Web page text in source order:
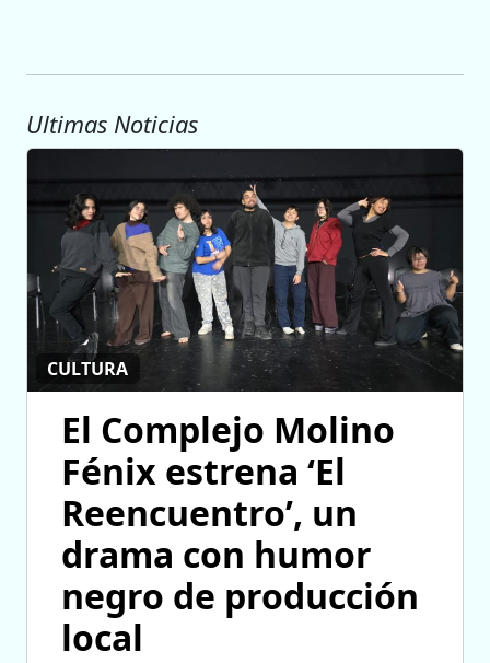
Ultimas Noticias
CULTURA
El Complejo Molino
Fénix estrena ‘El
Reencuentro’, un
drama con humor
negro de producción
local